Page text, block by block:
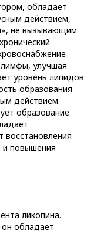
обладает
действием,
не вызывающим
улучшая
уровень липидов
образования
действием.
образование
и повышения
ликопина.
обладает